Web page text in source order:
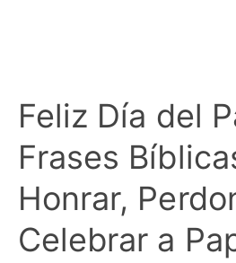
Feliz Día del
Frases
Honrar,
Celebrar a